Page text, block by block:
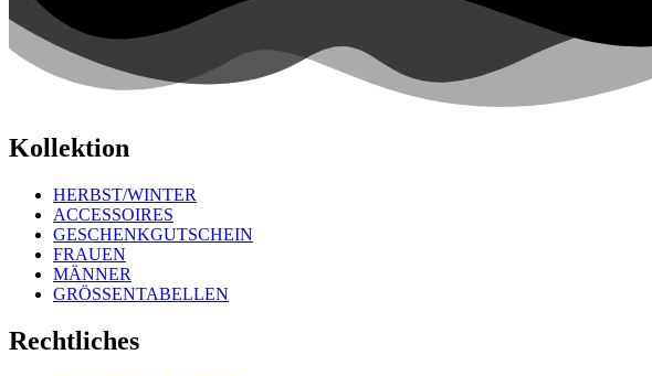
Kollektion
HERBST/WINTER
ACCESSOIRES
GESCHENKGUTSCHEIN
FRAUEN
MÄNNER
GRÖSSENTABELLEN
Rechtliches